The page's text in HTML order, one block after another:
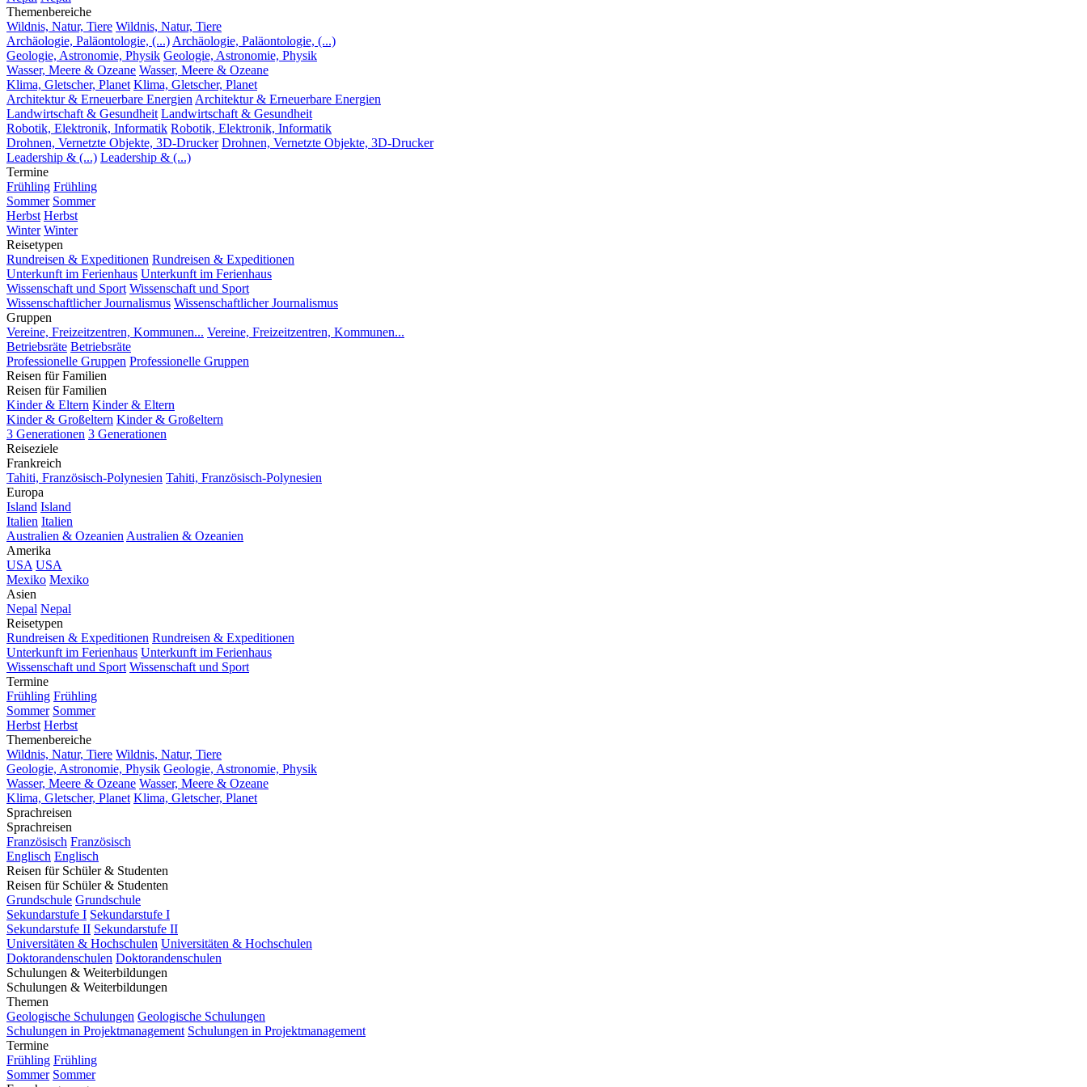
Themenbereiche
Wildnis, Natur, Tiere Wildnis, Natur, Tiere
Archäologie, Paläontologie, (...) Archäologie, Paläontologie, (...)
Geologie, Astronomie, Physik Geologie, Astronomie, Physik
Wasser, Meere & Ozeane Wasser, Meere & Ozeane
Klima, Gletscher, Planet Klima, Gletscher, Planet
Architektur & Erneuerbare Energien Architektur & Erneuerbare Energien
Landwirtschaft & Gesundheit Landwirtschaft & Gesundheit
Robotik, Elektronik, Informatik Robotik, Elektronik, Informatik
Drohnen, Vernetzte Objekte, 3D-Drucker Drohnen, Vernetzte Objekte, 3D-Drucker
Leadership & (...) Leadership & (...)
Termine
Frühling Frühling
Sommer Sommer
Herbst Herbst
Winter Winter
Reisetypen
Rundreisen & Expeditionen Rundreisen & Expeditionen
Unterkunft im Ferienhaus Unterkunft im Ferienhaus
Wissenschaft und Sport Wissenschaft und Sport
Wissenschaftlicher Journalismus Wissenschaftlicher Journalismus
Gruppen
Vereine, Freizeitzentren, Kommunen... Vereine, Freizeitzentren, Kommunen...
Betriebsräte Betriebsräte
Professionelle Gruppen Professionelle Gruppen
Reisen für Familien
Reisen für Familien
Kinder & Eltern Kinder & Eltern
Kinder & Großeltern Kinder & Großeltern
3 Generationen 3 Generationen
Reiseziele
Frankreich
Tahiti, Französisch-Polynesien Tahiti, Französisch-Polynesien
Europa
Island Island
Italien Italien
Australien & Ozeanien Australien & Ozeanien
Amerika
USA USA
Mexiko Mexiko
Asien
Nepal Nepal
Reisetypen
Rundreisen & Expeditionen Rundreisen & Expeditionen
Unterkunft im Ferienhaus Unterkunft im Ferienhaus
Wissenschaft und Sport Wissenschaft und Sport
Termine
Frühling Frühling
Sommer Sommer
Herbst Herbst
Themenbereiche
Wildnis, Natur, Tiere Wildnis, Natur, Tiere
Geologie, Astronomie, Physik Geologie, Astronomie, Physik
Wasser, Meere & Ozeane Wasser, Meere & Ozeane
Klima, Gletscher, Planet Klima, Gletscher, Planet
Sprachreisen
Sprachreisen
Französisch Französisch
Englisch Englisch
Reisen für Schüler & Studenten
Reisen für Schüler & Studenten
Grundschule Grundschule
Sekundarstufe I Sekundarstufe I
Sekundarstufe II Sekundarstufe II
Universitäten & Hochschulen Universitäten & Hochschulen
Doktorandenschulen Doktorandenschulen
Schulungen & Weiterbildungen
Schulungen & Weiterbildungen
Themen
Geologische Schulungen Geologische Schulungen
Schulungen in Projektmanagement Schulungen in Projektmanagement
Termine
Frühling Frühling
Sommer Sommer